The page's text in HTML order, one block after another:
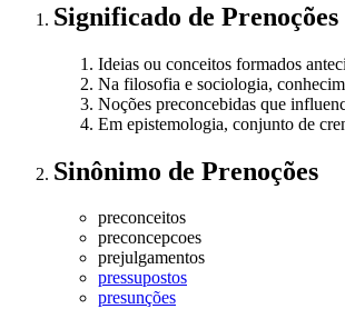
Significado de Prenoções
Ideias ou conceitos formados
Na filosofia e sociologia,
Noções preconcebidas que
Em epistemologia, conjunto de
Sinônimo de Prenoções
preconceitos
preconcepcoes
prejulgamentos
pressupostos
presunções